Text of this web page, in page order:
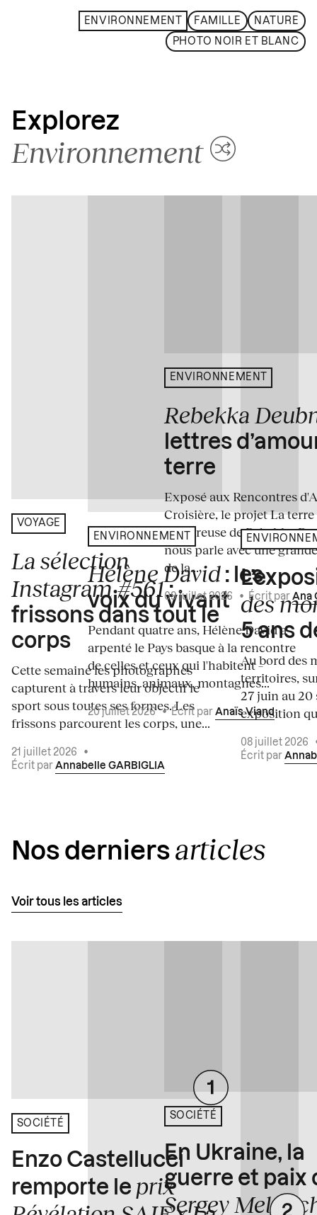
ENVIRONNEMENT FAMILLE NATURE
PHOTO NOIR ET BLANC
Explorez
Environnement
VOYAGE
La sélection
Instagram #561:
frissons dans tout le
corps
Cette semaine les photographes
capturent à travers leur objectif le
sport sous toutes ses formes. Les
frissons parcourent les corps, une...
21 juillet 2026
•
Écrit par Annabelle GARBIGLIA
ENVIRONNEMENT
Hélène David : les
voix du vivant
Pendant quatre ans, Hélène David a
arpenté le Pays basque à la rencontre
de celles et ceux qui l'habitent –
humains, animaux, montagnes...
20 juillet 2026•Écrit par Anaïs Viand
ENVIRONNEMENT
Rebekka
lettres
terre
Exposé aux Rencontres
Croisière, le projet La terre
amoureuse de Rebekka
nous parle avec une
de la...
09 juillet 2026 • Écrit par Ana
des
5 ans
Au bord des
territoires,
27 juin au 20
exposition
08 juillet 2026
Écrit par
Nos derniers articles
Voir tous les articles
SOCIÉTÉ
Enzo Castellucci
remporte le prix
SOCIÉTÉ
En Ukraine, la
guerre et paix
Sergey